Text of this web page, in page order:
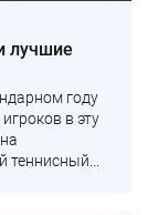
лучшие
году
в эту